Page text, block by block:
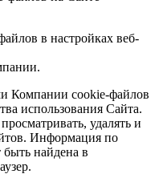
в настройках веб-
Компании cookie-файлов
использования Сайта.
удалять и
Информация по
найдена в